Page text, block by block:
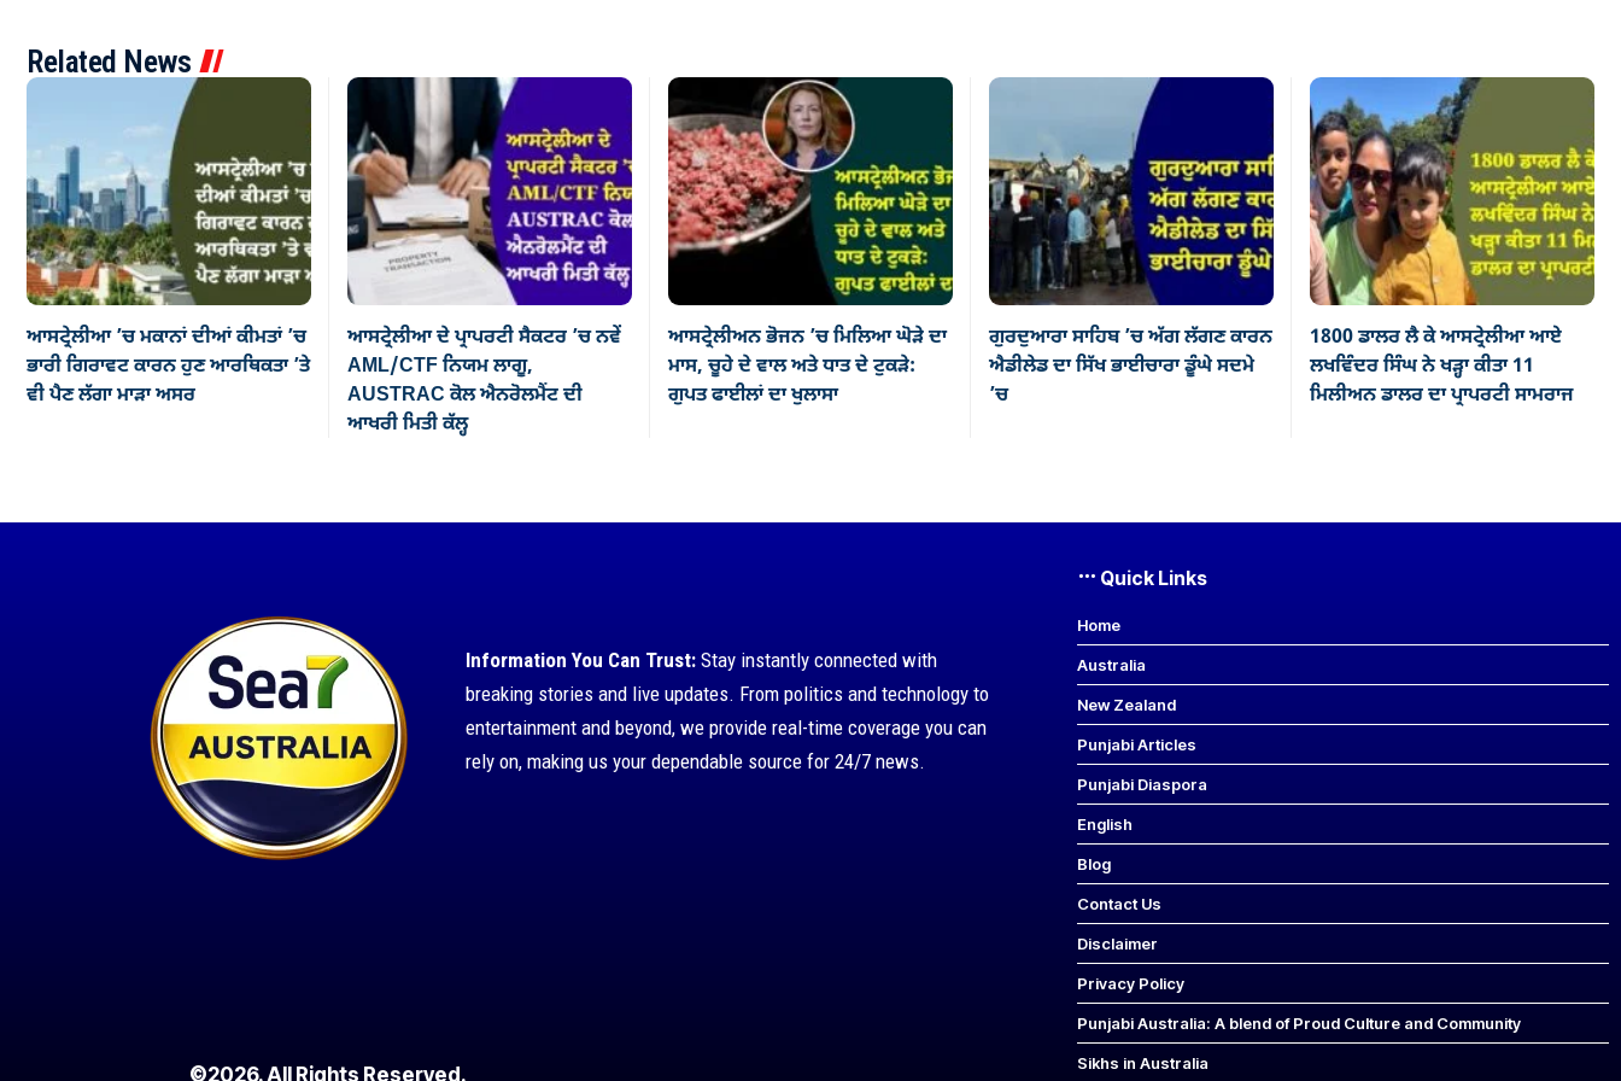
Related News
ਆਸਟ੍ਰੇਲੀਆ ’ਚ ਮਕਾਨਾਂ ਦੀਆਂ ਕੀਮਤਾਂ ’ਚ
ਭਾਰੀ ਗਿਰਾਵਟ ਕਾਰਨ ਹੁਣ ਆਰਥਿਕਤਾ ’ਤੇ
ਵੀ ਪੈਣ ਲੱਗਾ ਮਾੜਾ ਅਸਰ
ਆਸਟ੍ਰੇਲੀਆ ਦੇ ਪ੍ਰਾਪਰਟੀ ਸੈਕਟਰ ’ਚ ਨਵੇਂ
AML/CTF ਨਿਯਮ ਲਾਗੂ,
AUSTRAC ਕੋਲ ਐਨਰੋਲਮੈਂਟ ਦੀ
ਆਖਰੀ ਮਿਤੀ ਕੱਲ੍ਹ
ਆਸਟ੍ਰੇਲੀਅਨ ਭੋਜਨ ’ਚ ਮਿਲਿਆ ਘੋੜੇ ਦਾ
ਮਾਸ, ਚੂਹੇ ਦੇ ਵਾਲ ਅਤੇ ਧਾਤ ਦੇ ਟੁਕੜੇ:
ਗੁਪਤ ਫਾਈਲਾਂ ਦਾ ਖੁਲਾਸਾ
ਗੁਰਦੁਆਰਾ ਸਾਹਿਬ ’ਚ ਅੱਗ ਲੱਗਣ ਕਾਰਨ
ਐਡੀਲੇਡ ਦਾ ਸਿੱਖ ਭਾਈਚਾਰਾ ਡੂੰਘੇ ਸਦਮੇ
’ਚ
1800 ਡਾਲਰ ਲੈ ਕੇ ਆਸਟ੍ਰੇਲੀਆ ਆਏ
ਲਖਵਿੰਦਰ ਸਿੰਘ ਨੇ ਖੜ੍ਹਾ ਕੀਤਾ 11
ਮਿਲੀਅਨ ਡਾਲਰ ਦਾ ਪ੍ਰਾਪਰਟੀ ਸਾਮਰਾਜ
Information You Can Trust: Stay instantly connected with
breaking stories and live updates. From politics and technology to
entertainment and beyond, we provide real-time coverage you can
rely on, making us your dependable source for 24/7 news.
Quick Links
Home
Australia
New Zealand
Punjabi Articles
Punjabi Diaspora
English
Blog
Contact Us
Disclaimer
Privacy Policy
Punjabi Australia: A blend of Proud Culture and Community
Sikhs in Australia
©2026. All Rights Reserved.